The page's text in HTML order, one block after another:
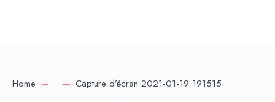
Home Capture d’écran 2021-01-19 191515